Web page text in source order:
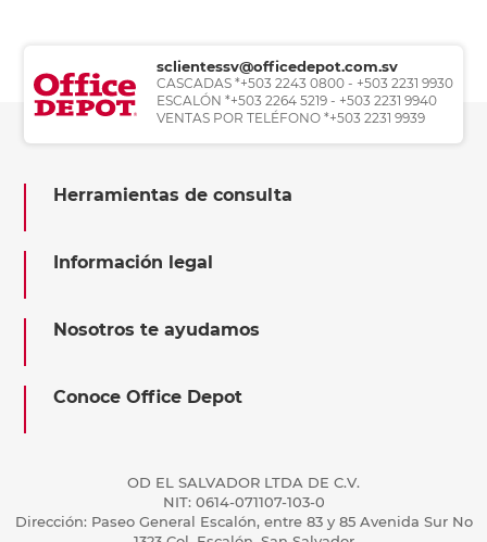
sclientessv@officedepot.com.sv
CASCADAS *+503 2243 0800 - +503 2231 9930
ESCALÓN *+503 2264 5219 - +503 2231 9940
VENTAS POR TELÉFONO *+503 2231 9939
Herramientas de consulta
Información legal
Nosotros te ayudamos
Conoce Office Depot
OD EL SALVADOR LTDA DE C.V.
NIT: 0614-071107-103-0
Dirección: Paseo General Escalón, entre 83 y 85 Avenida Sur No